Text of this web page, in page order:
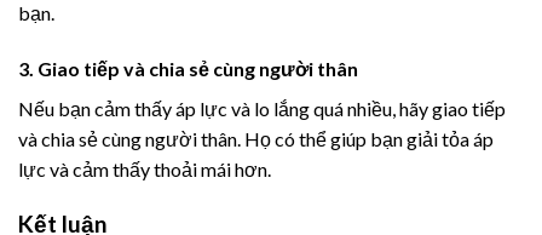
bạn.
3. Giao tiếp và chia sẻ cùng người thân
Nếu bạn cảm thấy áp lực và lo lắng quá nhiều, hãy giao tiếp
và chia sẻ cùng người thân. Họ có thể giúp bạn giải tỏa áp
lực và cảm thấy thoải mái hơn.
Kết luận